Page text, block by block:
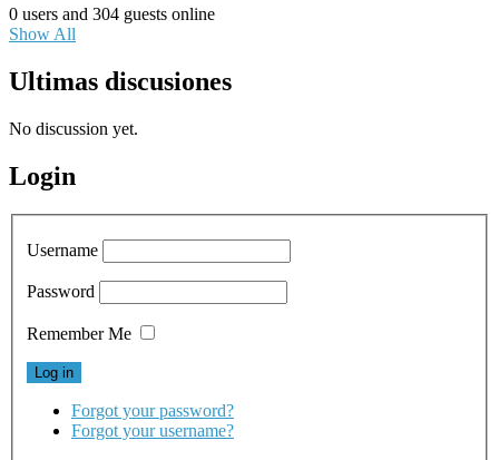
0 users and 304 guests online
Show All
Ultimas discusiones
No discussion yet.
Login
Username
Password
Remember Me
Forgot your password?
Forgot your username?